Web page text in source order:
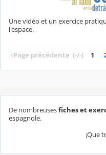
Une vidéo et un exercice
l'espace.
‹Page précédente (-/-) 1
De nombreusesfiches et
espagnole.
¡Que